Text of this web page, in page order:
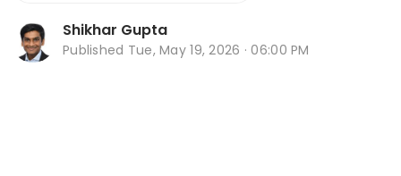
Shikhar Gupta
Published Tue, May 19, 2026 · 06:00 PM